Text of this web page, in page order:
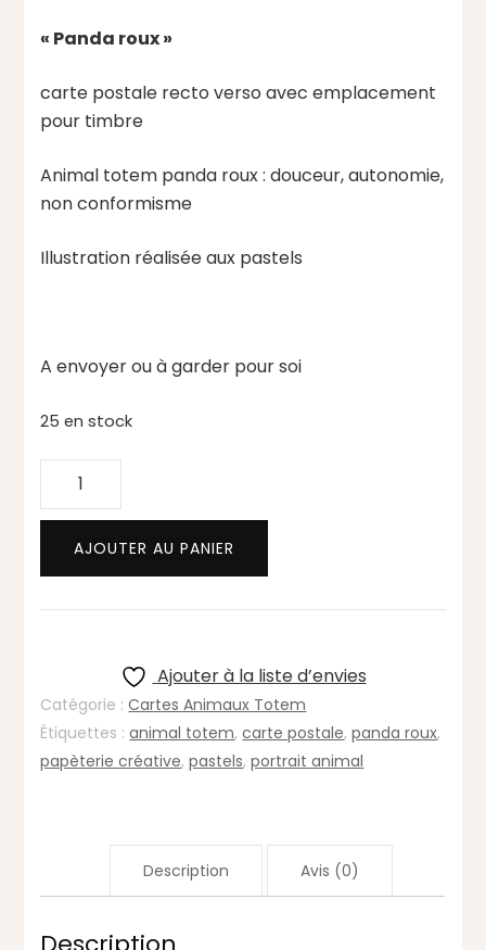
« Panda roux »
carte postale recto verso avec emplacement
pour timbre
Animal totem panda roux : douceur, autonomie,
non conformisme
Illustration réalisée aux pastels
A envoyer ou à garder pour soi
25 en stock
quantité
Carte
animal
totem
PANDA
douceur,
autonomie,
non
AJOUTER AU PANIER
Ajouter à la liste d’envies
Catégorie :Cartes Animaux Totem
Étiquettes :animal totem,carte postale,panda roux,
papèterie créative,pastels,portrait animal
Description Avis (0)